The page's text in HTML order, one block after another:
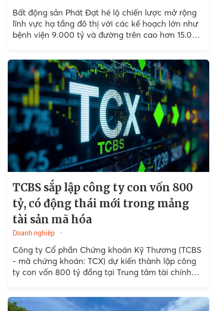
Bất động sản Phát Đạt hé lộ chiến lược mở rộng
lĩnh vực hạ tầng đô thị với các kế hoạch lớn như
bệnh viện 9.000 tỷ và đường trên cao hơn 15.000
TCBS sắp lập công ty con vốn 800
tỷ, có động thái mới trong mảng
tài sản mã hóa
Doanh nghiệp
Công ty Cổ phần Chứng khoán Kỹ Thương (TCBS
- mã chứng khoán: TCX) dự kiến thành lập công
ty con vốn 800 tỷ đồng tại Trung tâm tài chính